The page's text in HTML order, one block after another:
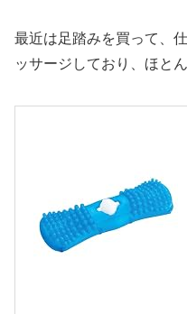
最近は足踏みを買って、
ッサージしており、ほと